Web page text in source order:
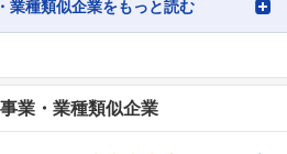
業種類似企業をもっと読む
業・業種類似企業